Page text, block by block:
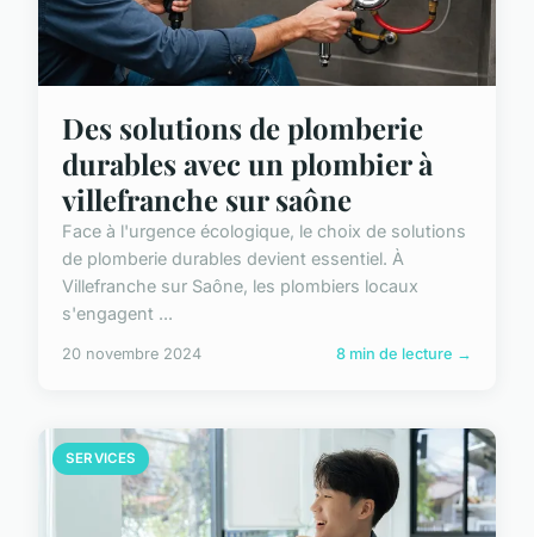
Des solutions de plomberie
durables avec un plombier à
villefranche sur saône
Face à l'urgence écologique, le choix de solutions
de plomberie durables devient essentiel. À
Villefranche sur Saône, les plombiers locaux
s'engagent ...
20 novembre 2024 8 min de lecture →
SERVICES